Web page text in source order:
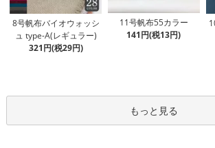
8号帆布バイオウォッシ
ュ type-A(レギュラー)
321円(税29円)
11号帆布55カラー
141円(税13円)
もっと見る